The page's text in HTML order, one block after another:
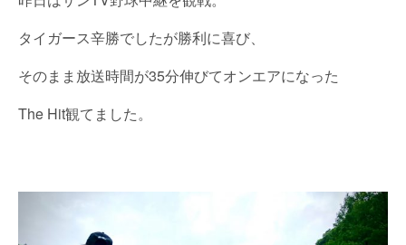
タイガース辛勝でしたが勝利に喜び、
そのまま放送時間が35分伸びてオンエアになった
The Hit観てました。